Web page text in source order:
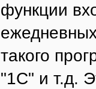
функции
такого
"1С" и т.д.